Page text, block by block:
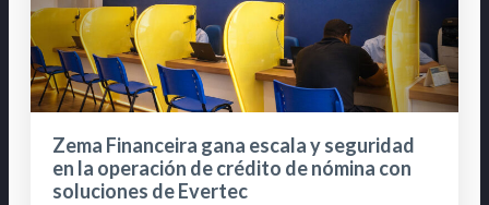
Zema Financeira gana escala y seguridad
en la operación de crédito de nómina con
soluciones de Evertec